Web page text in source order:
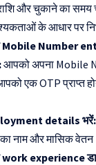
और चुकाने का समय
के आधार पर
Mobile Number
आपको अपना Mobile
एक OTP प्राप्त
details भरें:
नाम और मासिक वेतन
work experience